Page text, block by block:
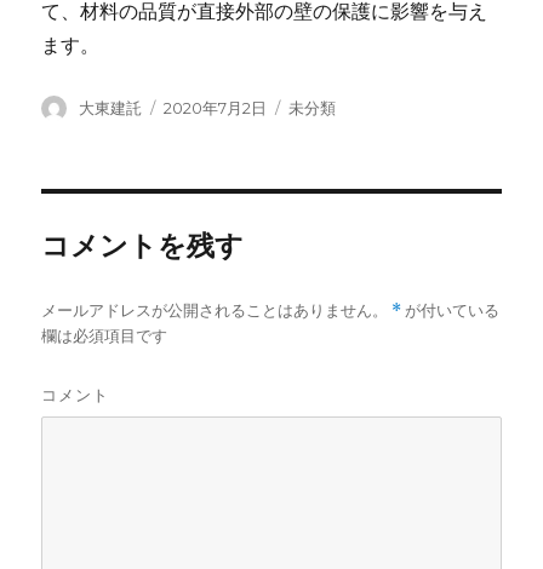
て、材料の品質が直接外部の壁の保護に影響を与え
ます。
投
大東建託
投
2020年7月2日
カ
未分類
コメントを残す
メールアドレスが公開されることはありません。 * が付いている
欄は必須項目です
コメント